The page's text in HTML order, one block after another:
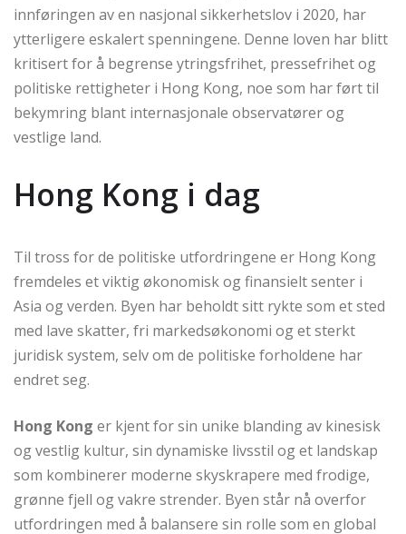
innføringen av en nasjonal sikkerhetslov i 2020, har
ytterligere eskalert spenningene. Denne loven har blitt
kritisert for å begrense ytringsfrihet, pressefrihet og
politiske rettigheter i Hong Kong, noe som har ført til
bekymring blant internasjonale observatører og
vestlige land.
Hong Kong i dag
Til tross for de politiske utfordringene er Hong Kong
fremdeles et viktig økonomisk og finansielt senter i
Asia og verden. Byen har beholdt sitt rykte som et sted
med lave skatter, fri markedsøkonomi og et sterkt
juridisk system, selv om de politiske forholdene har
endret seg.
Hong Kong er kjent for sin unike blanding av kinesisk
og vestlig kultur, sin dynamiske livsstil og et landskap
som kombinerer moderne skyskrapere med frodige,
grønne fjell og vakre strender. Byen står nå overfor
utfordringen med å balansere sin rolle som en global